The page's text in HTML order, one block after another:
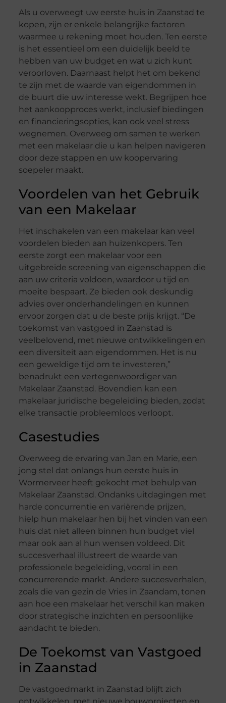
Als u overweegt uw eerste huis in Zaanstad te
kopen, zijn er enkele belangrijke factoren
waarmee u rekening moet houden. Ten eerste
is het essentieel om een duidelijk beeld te
hebben van uw budget en wat u zich kunt
veroorloven. Daarnaast helpt het om bekend
te zijn met de waarde van eigendommen in
de buurt die uw interesse wekt. Begrijpen hoe
het aankoopproces werkt, inclusief biedingen
en financieringsopties, kan ook veel stress
wegnemen. Overweeg om samen te werken
met een makelaar die u kan helpen navigeren
door deze stappen en uw koopervaring
soepeler maakt.
Voordelen van het Gebruik
van een Makelaar
Het inschakelen van een makelaar kan veel
voordelen bieden aan huizenkopers. Ten
eerste zorgt een makelaar voor een
uitgebreide screening van eigenschappen die
aan uw criteria voldoen, waardoor u tijd en
moeite bespaart. Ze bieden ook deskundig
advies over onderhandelingen en kunnen
ervoor zorgen dat u de beste prijs krijgt. “De
toekomst van vastgoed in Zaanstad is
veelbelovend, met nieuwe ontwikkelingen en
een diversiteit aan eigendommen. Het is nu
een geweldige tijd om te investeren,”
benadrukt een vertegenwoordiger van
Makelaar Zaanstad. Bovendien kan een
makelaar juridische begeleiding bieden, zodat
elke transactie probleemloos verloopt.
Casestudies
Overweeg de ervaring van Jan en Marie, een
jong stel dat onlangs hun eerste huis in
Wormerveer heeft gekocht met behulp van
Makelaar Zaanstad. Ondanks uitdagingen met
harde concurrentie en variërende prijzen,
hielp hun makelaar hen bij het vinden van een
huis dat niet alleen binnen hun budget viel
maar ook aan al hun wensen voldeed. Dit
succesverhaal illustreert de waarde van
professionele begeleiding, vooral in een
concurrerende markt. Andere succesverhalen,
zoals die van gezin de Vries in Zaandam, tonen
aan hoe een makelaar het verschil kan maken
door strategische inzichten en persoonlijke
aandacht te bieden.
De Toekomst van Vastgoed
in Zaanstad
De vastgoedmarkt in Zaanstad blijft zich